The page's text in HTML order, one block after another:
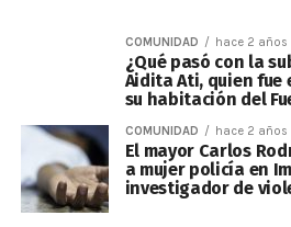
COMUNIDAD hace 2 años
¿Qué pasó con la
Aidita Ati, quien fue
su habitación del
COMUNIDAD hace 2 años
El mayor Carlos
a mujer policía en
investigador de